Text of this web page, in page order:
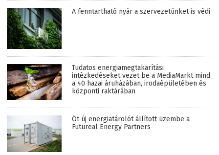
A fenntartható nyár a szervezetünket is védi
Tudatos energiamegtakarítási
intézkedéseket vezet be a MediaMarkt mind
a 40 hazai áruházában, irodaépületében és
központi raktárában
Öt új energiatárolót állított üzembe a
Futureal Energy Partners